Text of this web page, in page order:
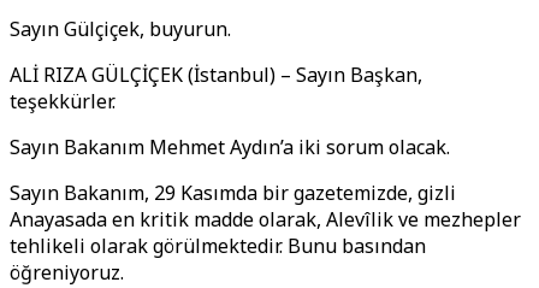
Sayın Gülçiçek, buyurun.
ALİ RIZA GÜLÇİÇEK (İstanbul) – Sayın Başkan,
teşekkürler.
Sayın Bakanım Mehmet Aydın’a iki sorum olacak.
Sayın Bakanım, 29 Kasımda bir gazetemizde, gizli
Anayasada en kritik madde olarak, Alevîlik ve mezhepler
tehlikeli olarak görülmektedir. Bunu basından
öğreniyoruz.